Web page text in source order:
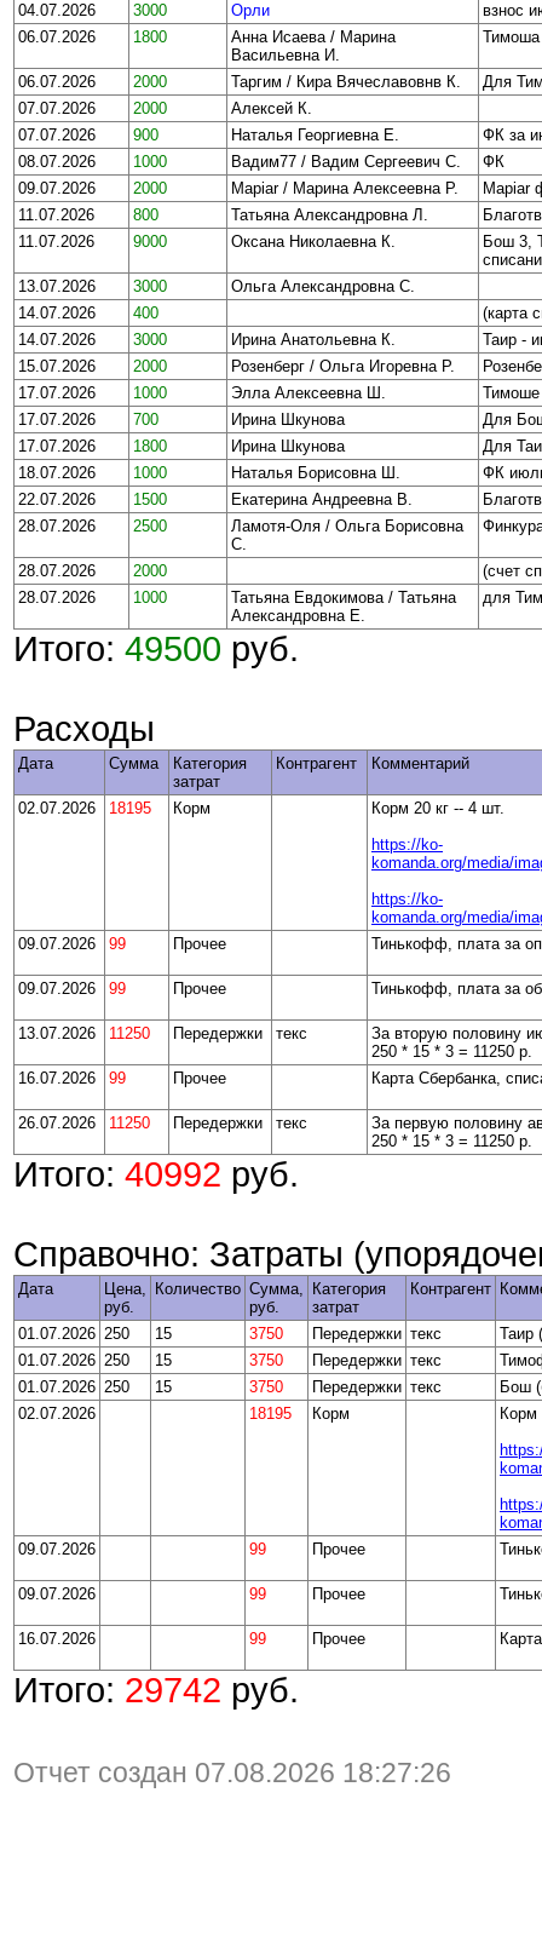
04.07.2026
3000 Орли
взнос
06.07.2026
1800
Анна Исаева / Марина
Васильевна И.
Тимоша
06.07.2026 2000 Таргим / Кира Вячеславовнв К.
Для
07.07.2026
2000
Алексей К.
07.07.2026
900 Наталья Георгиевна Е.
ФК за
08.07.2026
1000 Вадим77 / Вадим Сергеевич С.
ФК
09.07.2026
2000 Mapiar / Марина Алексеевна Р.
Mapiar
11.07.2026
800 Татьяна Александровна Л.
11.07.2026
9000 Оксана Николаевна К.
Бош 3,
13.07.2026
3000
Ольга Александровна С.
14.07.2026
400
(карта
14.07.2026
3000 Ирина Анатольевна К.
Таир -
15.07.2026
2000 Розенберг / Ольга Игоревна Р.
17.07.2026
1000 Элла Алексеевна Ш.
Тимоше
17.07.2026
700 Ирина Шкунова
Для
17.07.2026
1800 Ирина Шкунова
Для
18.07.2026
1000 Наталья Борисовна Ш.
ФК
22.07.2026
1500 Екатерина Андреевна В.
28.07.2026
2500
Ламотя-Оля / Ольга Борисовна
С.
28.07.2026 2000
(счет
28.07.2026
1000
Татьяна Евдокимова / Татьяна
Александровна Е.
для
Итого: 49500 руб.
Расходы
Дата Сумма
Категория
затрат
Контрагент Комментарий
02.07.2026 18195 Корм
Корм 20 кг -- 4 шт.
https://ko-
komanda.org/media/
https://ko-
komanda.org/media/
09.07.2026
99 Прочее Тинькофф, плата за
09.07.2026 99 Прочее Тинькофф, плата за
13.07.2026 11250 Передержки текс
За вторую половину
250 * 15 * 3 = 11250 р.
16.07.2026
99 Прочее Карта Сбербанка,
26.07.2026 11250 Передержки текс
За первую половину
250 * 15 * 3 = 11250 р.
Итого: 40992 руб.
Справочно: Затраты
Дата
Цена,
руб.
Количество Сумма,
руб.
Категория
затрат
Контрагент
01.07.2026 250 15 3750 Передержки текс
Таир
01.07.2026 250 15 3750 Передержки текс
01.07.2026 250 15 3750 Передержки текс
Бош
02.07.2026
18195 Корм
Корм
09.07.2026
99 Прочее
09.07.2026 99 Прочее
16.07.2026 99 Прочее
Итого: 29742 руб.
Отчет создан 07.08.2026 18:27:26